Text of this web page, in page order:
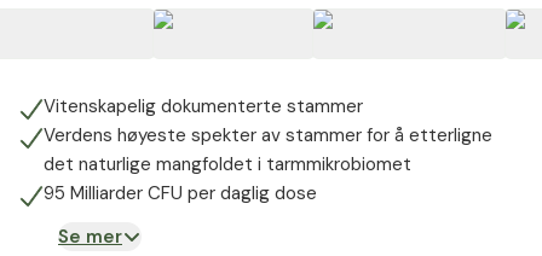
Vitenskapelig dokumenterte stammer
Verdens høyeste spekter av stammer for å etterligne
det naturlige mangfoldet i tarmmikrobiomet
95 Milliarder CFU per daglig dose
Se mer